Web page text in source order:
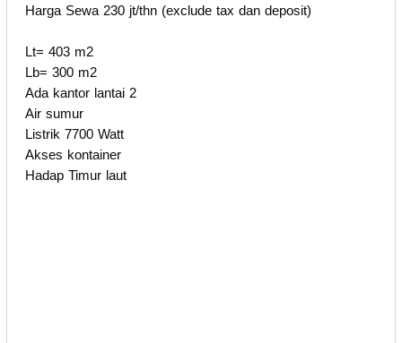
Harga Sewa 230 jt/thn (exclude tax dan deposit)
Lt= 403 m2
Lb= 300 m2
Ada kantor lantai 2
Air sumur
Listrik 7700 Watt
Akses kontainer
Hadap Timur laut